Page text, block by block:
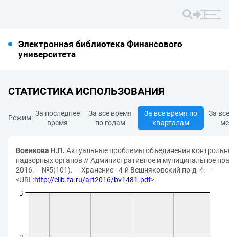
Электронная библиотека Финансового
университета
СТАТИСТИКА ИСПОЛЬЗОВАНИЯ
Режим:
За последнее
время
За все время
по годам
За все время по
кварталам
За
Военкова Н.П. Актуальные проблемы объединения
надзорных органов // Административное и муниципальное
2016. – №5(101). — Хранение - 4-й Вешняковский пр-д, 4. —
<URL:http://elib.fa.ru/art2016/bv1481.pdf>.